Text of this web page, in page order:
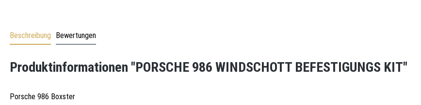
Beschreibung Bewertungen
Produktinformationen "PORSCHE 986 WINDSCHOTT BEFESTIGUNGS KIT"
Porsche 986 Boxster